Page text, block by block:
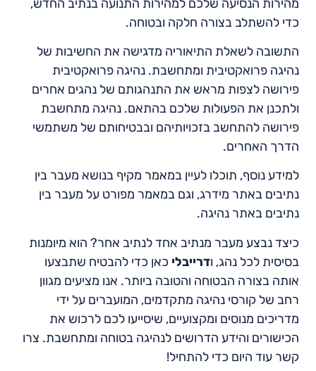
מהירות הנסיעה שלכם למהירות התנועה בנתיב החדש,
כדי להשתלב בצורה חלקה ובטוחה.
התשובה לשאלת התיאוריה מדגישה את החשיבות של
נהיגה פרואקטיבית ומתחשבת. נהיגה פרואקטיבית
פירושה לצפות מראש את התנהגותם של נהגים אחרים
ולתכנן את הפעולות שלכם בהתאם. נהיגה מתחשבת
פירושה להתחשב בזכויותיהם ובבטיחותם של משתמשי
הדרך האחרים.
למידע נוסף, תוכלו לעיין במאמר מקיף בנושא מעבר בין
נתיבים באתר מידרג, וגם במאמר מפורט על מעבר בין
נתיבים באתר נהיגה.
כיצד נבצע מעבר מנתיב אחד לנתיב אחר? הוא מיומנות
בסיסית לכל נהג, ודרייבלי כאן כדי להבטיח שתבצעו
אותה בצורה הבטוחה והטובה ביותר. אנו מציעים מגוון
רחב של קורסי נהיגה מתקדמים, המועברים על ידי
מדריכים מנוסים ומקצועיים, שיסייעו לכם לרכוש את
הכישורים והידע הדרושים לנהיגה בטוחה ומתחשבת. צרו
קשר עוד היום כדי להתחיל!